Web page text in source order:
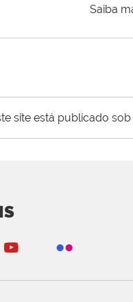
Saiba
site está publicado sob